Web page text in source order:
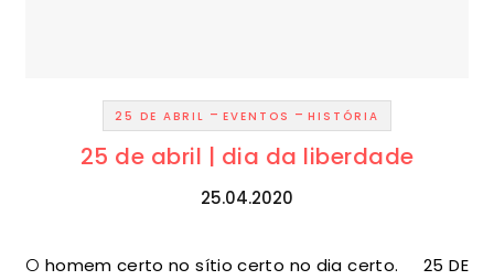
25 DE ABRIL - EVENTOS - HISTÓRIA
25 de abril | dia da liberdade
25.04.2020
O homem certo no sítio certo no dia certo. 25 DE